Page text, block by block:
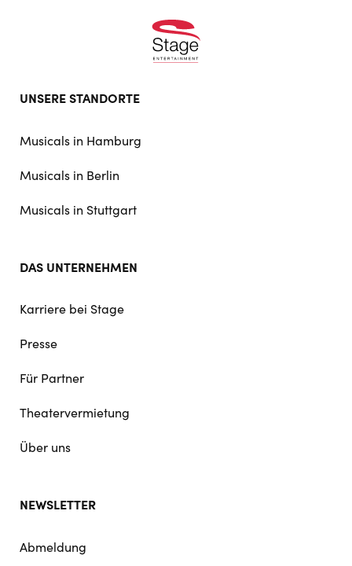
UNSERE STANDORTE
Musicals in Hamburg
Musicals in Berlin
Musicals in Stuttgart
DAS UNTERNEHMEN
Karriere bei Stage
Presse
Für Partner
Theatervermietung
Über uns
NEWSLETTER
Abmeldung